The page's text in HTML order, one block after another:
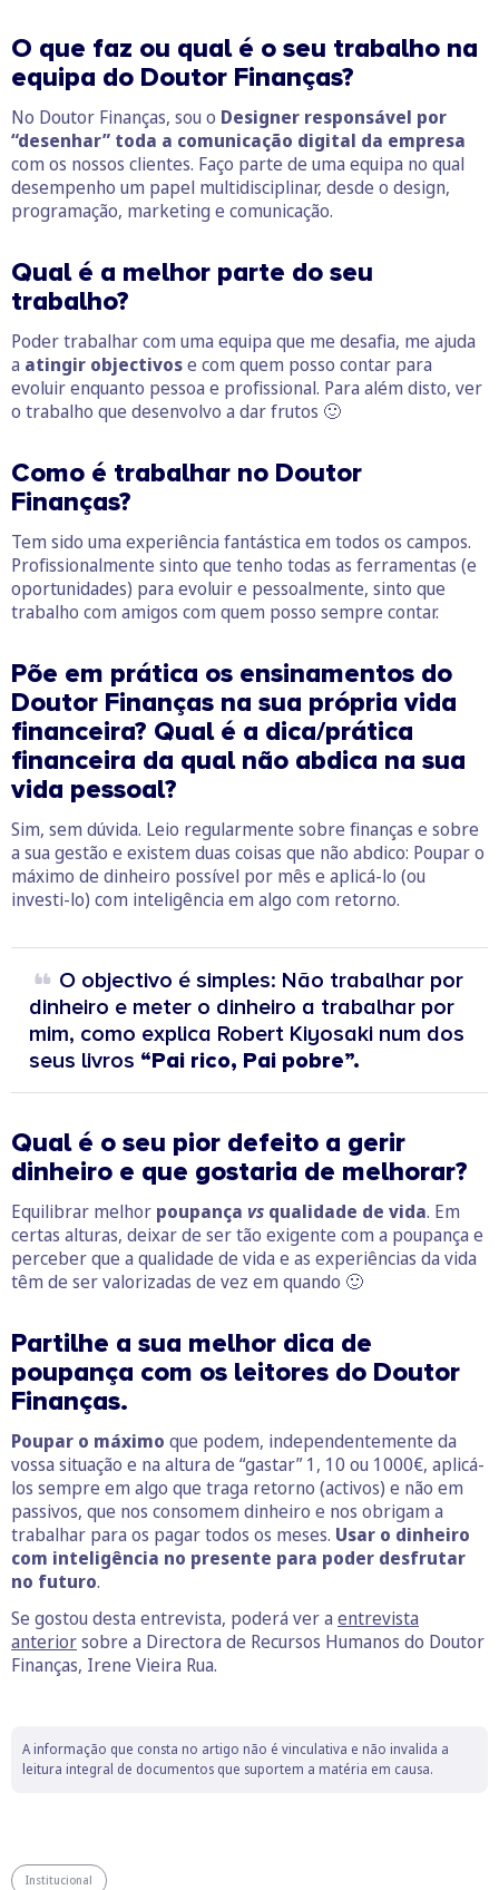
O que faz ou qual é o seu trabalho na
equipa do Doutor Finanças?
No Doutor Finanças, sou o Designer responsável por
“desenhar” toda a comunicação digital da empresa
com os nossos clientes. Faço parte de uma equipa no qual
desempenho um papel multidisciplinar, desde o design,
programação, marketing e comunicação.
Qual é a melhor parte do seu
trabalho?
Poder trabalhar com uma equipa que me desafia, me ajuda
a atingir objectivose com quem posso contar para
evoluir enquanto pessoa e profissional. Para além disto, ver
o trabalho que desenvolvo a dar frutos 🙂
Como é trabalhar no Doutor
Finanças?
Tem sido uma experiência fantástica em todos os campos.
Profissionalmente sinto que tenho todas as ferramentas (e
oportunidades) para evoluir e pessoalmente, sinto que
trabalho com amigos com quem posso sempre contar.
Põe em prática os ensinamentos do
Doutor Finanças na sua própria vida
financeira? Qual é a dica/prática
financeira da qual não abdica na sua
vida pessoal?
Sim, sem dúvida. Leio regularmente sobre finanças e sobre
a sua gestão e existem duas coisas que não abdico: Poupar o
máximo de dinheiro possível por mês e aplicá-lo (ou
investi-lo) com inteligência em algo com retorno.
O objectivo é simples: Não trabalhar por
dinheiro e meter o dinheiro a trabalhar por
mim, como explica Robert Kiyosaki num dos
seus livros “Pai rico, Pai pobre”.
Qual é o seu pior defeito a gerir
dinheiro e que gostaria de melhorar?
Equilibrar melhor poupança vs qualidade de vida. Em
certas alturas, deixar de ser tão exigente com a poupança e
perceber que a qualidade de vida e as experiências da vida
têm de ser valorizadas de vez em quando 🙂
Partilhe a sua melhor dica de
poupança com os leitores do Doutor
Finanças.
Poupar o máximo que podem, independentemente da
vossa situação e na altura de “gastar” 1, 10 ou 1000€, aplicá-
los sempre em algo que traga retorno (activos) e não em
passivos, que nos consomem dinheiro e nos obrigam a
trabalhar para os pagar todos os meses. Usar o dinheiro
com inteligência no presente para poder desfrutar
no futuro.
Se gostou desta entrevista, poderá ver a entrevista
anteriorsobre a Directora de Recursos Humanos do Doutor
Finanças, Irene Vieira Rua.
A informação que consta no artigo não é vinculativa e não invalida a
leitura integral de documentos que suportem a matéria em causa.
Institucional